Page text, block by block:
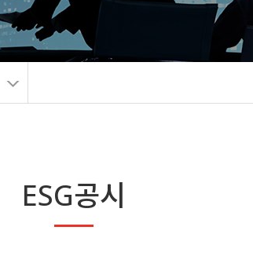
ESG공시